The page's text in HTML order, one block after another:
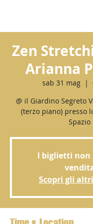
Zen
Arianna
sab 31 mag
  |
@ il Giardino Segreto
(terzo piano) presso
Spazio
I biglietti non
Scopri gli